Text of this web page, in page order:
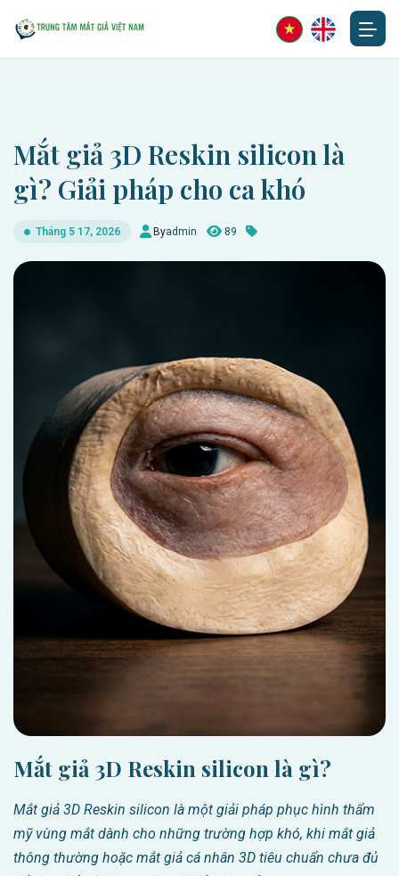
Mắt giả 3D Reskin silicon là
gì? Giải pháp cho ca khó
Tháng 5 17, 2026 Byadmin 89
Mắt giả 3D Reskin silicon là gì?
Mắt giả 3D Reskin silicon là một giải pháp phục hình thẩm
mỹ vùng mắt dành cho những trường hợp khó, khi mắt giả
thông thường hoặc mắt giả cá nhân 3D tiêu chuẩn chưa đủ